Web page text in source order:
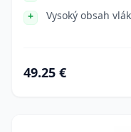
Vysoký obsah
49.25 €